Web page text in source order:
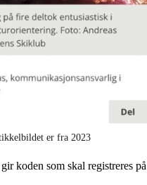
er fra 2023
koden som skal registreres på